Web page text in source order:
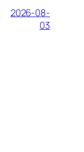
2026-08-
03